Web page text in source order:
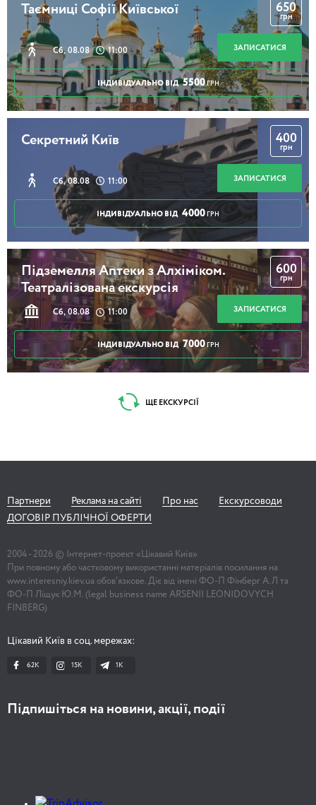
Таємниці Софії Київської
Сб, 08.08 11:00
650
грн
ЗАПИСАТИСЯ
ІНДИВІДУАЛЬНО ВІД 5500 ГРН
Секретний Київ
Сб, 08.08 11:00
400
грн
ЗАПИСАТИСЯ
ІНДИВІДУАЛЬНО ВІД 4000 ГРН
Підземелля Аптеки з Алхіміком.
Театралізована екскурсія
Сб, 08.08 11:00
600
грн
ЗАПИСАТИСЯ
ІНДИВІДУАЛЬНО ВІД 7000 ГРН
ЩЕ ЕКСКУРСІЇ
Партнери Реклама на сайті Про нас
Екскурсоводи
ДОГОВІР ПУБЛІЧНОЇ ОФЕРТИ
2004 - 2026 © Інтернет-проект «Цікавий Київ»
При повному або частковому використанні матеріалів посилання на
www.interesniy.kiev.ua обов'язкове. Діє від імені ФО-П Фінберг А.Л та
ФО-П Ліщук Ю.М. (legal business name ARSENII LEONIDOVYCH
FINBERG)
Цікавий Київ в соц. мережах:
62K 15K 1К
Підпишіться на новини, акції, події